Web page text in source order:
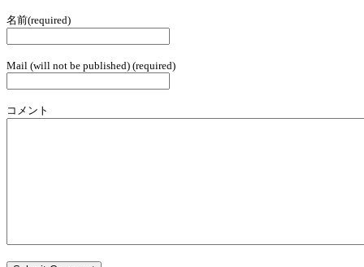
名前(required)
Mail (will not be published) (required)
コメント